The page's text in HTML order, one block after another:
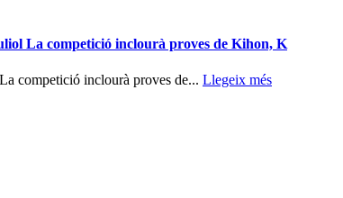
La competició inclourà proves de Kihon, K
competició inclourà proves de... Llegeix més